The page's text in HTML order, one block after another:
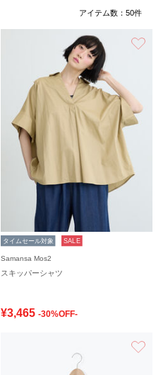
アイテム数： 50件
タイムセール対象 SALE
Samansa Mos2
スキッパーシャツ
¥3,465 -30%OFF-